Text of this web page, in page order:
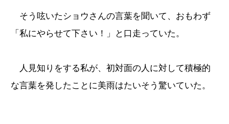
そう呟いたショウさんの言葉を聞いて、おもわず
「私にやらせて下さい！」と口走っていた。
人見知りをする私が、初対面の人に対して積極的
な言葉を発したことに美雨はたいそう驚いていた。